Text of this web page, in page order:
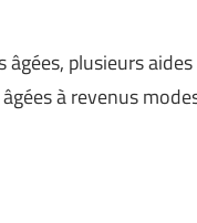
plusieurs
à revenus